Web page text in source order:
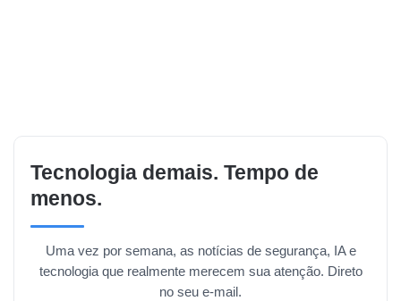
Tecnologia demais. Tempo de
menos.
Uma vez por semana, as notícias de segurança, IA e
tecnologia que realmente merecem sua atenção. Direto
no seu e-mail.